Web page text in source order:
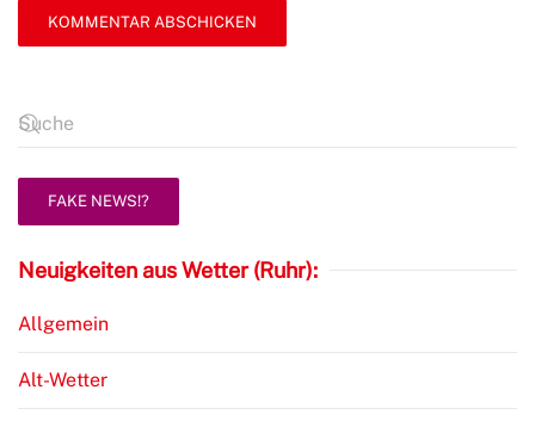
KOMMENTAR ABSCHICKEN
FAKE NEWS!?
Neuigkeiten aus Wetter (Ruhr):
Allgemein
Alt-Wetter